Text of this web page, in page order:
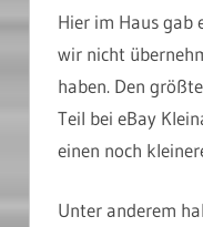
Hier im Haus gab
wir nicht
haben. Den
Teil bei eBay
einen noch
Unter anderem